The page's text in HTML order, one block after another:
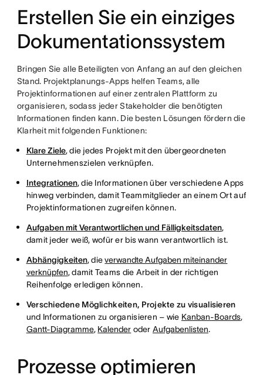
Erstellen Sie ein einziges
Dokumentationssystem
Bringen Sie alle Beteiligten von Anfang an auf den gleichen
Stand. Projektplanungs-Apps helfen Teams, alle
Projektinformationen auf einer zentralen Plattform zu
organisieren, sodass jeder Stakeholder die benötigten
Informationen finden kann. Die besten Lösungen fördern die
Klarheit mit folgenden Funktionen:
Klare Ziele, die jedes Projekt mit den übergeordneten
Unternehmenszielen verknüpfen.
Integrationen, die Informationen über verschiedene Apps
hinweg verbinden, damit Teammitglieder an einem Ort auf
Projektinformationen zugreifen können.
Aufgaben mit Verantwortlichen und Fälligkeitsdaten,
damit jeder weiß, wofür er bis wann verantwortlich ist.
Abhängigkeiten, dieverwandte Aufgaben miteinander
verknüpfen, damit Teams die Arbeit in der richtigen
Reihenfolge erledigen können.
Verschiedene Möglichkeiten, Projekte zu visualisieren
und Informationen zu organisieren – wie Kanban-Boards,
Gantt-Diagramme, Kalender oder Aufgabenlisten.
Prozesse optimieren